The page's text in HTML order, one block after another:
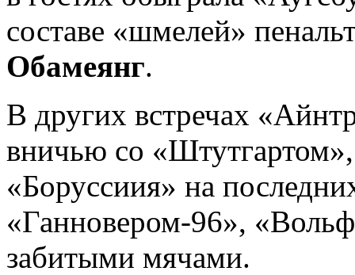
составе «шмелей»
Обамеянг.
В других встречах
вничью со «Штутгартом»,
«Боруссиия» на
«Ганновером-96»,
забитыми мячами.